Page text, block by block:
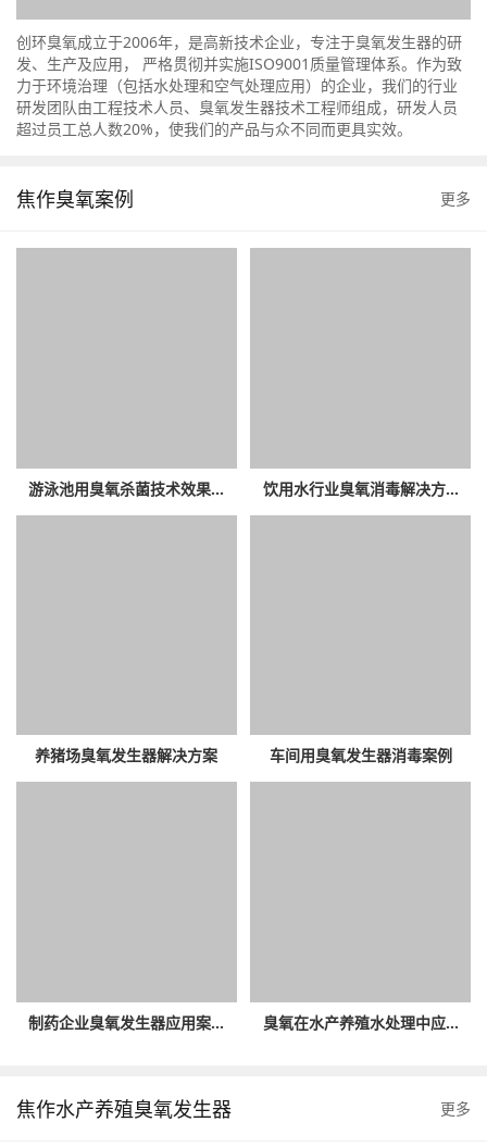
创环臭氧成立于2006年，是高新技术企业，专注于臭氧发生器的研
发、生产及应用， 严格贯彻并实施ISO9001质量管理体系。作为致
力于环境治理（包括水处理和空气处理应用）的企业，我们的行业
研发团队由工程技术人员、臭氧发生器技术工程师组成，研发人员
超过员工总人数20%，使我们的产品与众不同而更具实效。
焦作臭氧案例 更多
游泳池用臭氧杀菌技术效果... 饮用水行业臭氧消毒解决方...
养猪场臭氧发生器解决方案 车间用臭氧发生器消毒案例
制药企业臭氧发生器应用案... 臭氧在水产养殖水处理中应...
焦作水产养殖臭氧发生器 更多